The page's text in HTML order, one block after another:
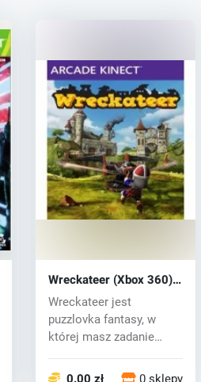
Wreckateer (Xbox 360)
key
Wreckateer jest
puzzlovka fantasy, w
której masz zadanie